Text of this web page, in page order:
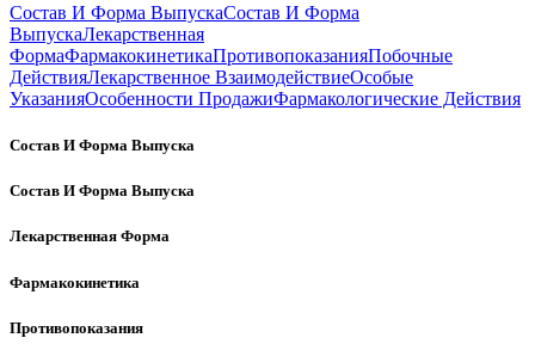
Состав И Форма ВыпускаСостав И Форма
ВыпускаЛекарственная
ФормаФармакокинетикаПротивопоказанияПобочные
ДействияЛекарственное ВзаимодействиеОсобые
УказанияОсобенности ПродажиФармакологические Действия
Состав И Форма Выпуска
Состав И Форма Выпуска
Лекарственная Форма
Фармакокинетика
Противопоказания